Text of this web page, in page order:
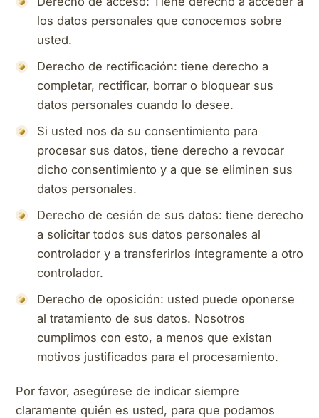
los datos personales que conocemos sobre
usted.
Derecho de rectificación: tiene derecho a
completar, rectificar, borrar o bloquear sus
datos personales cuando lo desee.
Si usted nos da su consentimiento para
procesar sus datos, tiene derecho a revocar
dicho consentimiento y a que se eliminen sus
datos personales.
Derecho de cesión de sus datos: tiene derecho
a solicitar todos sus datos personales al
controlador y a transferirlos íntegramente a otro
controlador.
Derecho de oposición: usted puede oponerse
al tratamiento de sus datos. Nosotros
cumplimos con esto, a menos que existan
motivos justificados para el procesamiento.
Por favor, asegúrese de indicar siempre
claramente quién es usted, para que podamos